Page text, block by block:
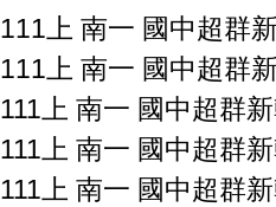
111上 南一 國中超群
111上 南一 國中超群
111上 南一 國中超群
111上 南一 國中超群
111上 南一 國中超群